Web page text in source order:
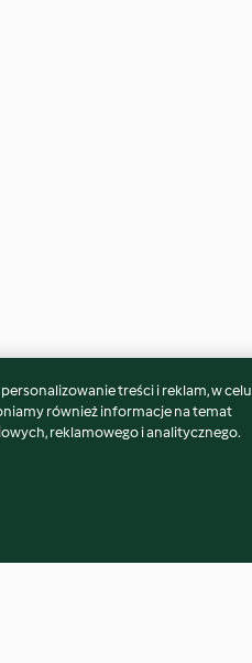
treści i reklam, w celu
również informacje na temat
reklamowego i analitycznego.